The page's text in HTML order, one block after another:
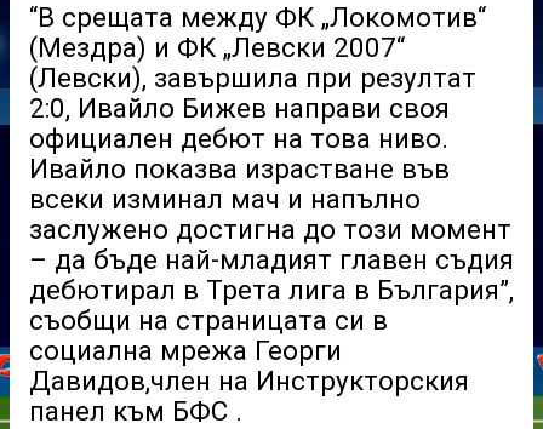
“В срещата между ФК „Локомотив“
(Мездра) и ФК „Левски 2007“
(Левски), завършила при резултат
2:0, Ивайло Бижев направи своя
официален дебют на това ниво.
Ивайло показва израстване във
всеки изминал мач и напълно
заслужено достигна до този момент
– да бъде най-младият главен съдия
дебютирал в Трета лига в България”,
съобщи на страницата си в
социална мрежа Георги
Давидов,член на Инструкторския
панел към БФС .